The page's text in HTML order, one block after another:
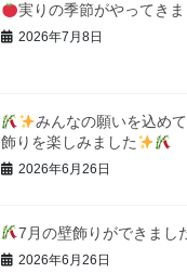
実りの季節がやってきま
2026年7月8日
みんなの願いを込め
飾りを楽しみました
2026年6月26日
7月の壁飾りができまし
2026年6月26日